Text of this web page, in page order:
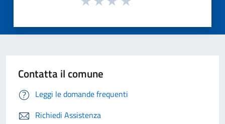
Contatta il comune
Leggi le domande frequenti
Richiedi Assistenza